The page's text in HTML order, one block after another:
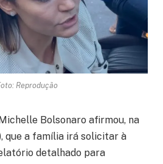
Reprodução
Bolsonaro afirmou, na
que a família irá solicitar à
detalhado para